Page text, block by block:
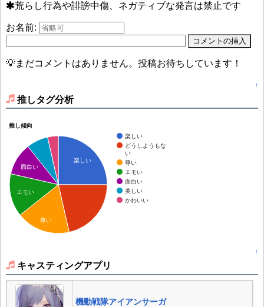
荒らし行為や誹謗中傷、ネガティブな発言は禁止です
お名前:
💡まだコメントはありません。投稿お待ちしています！
↑
推しタグ分析
推し傾向
楽しい
どうしようもな
い
尊い
エモい
面白い
美しい
かわいい
楽しい
面白い
エモい
尊い
↑
キャスティングアプリ
機動戦隊アイアンサーガ